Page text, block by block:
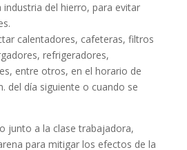
del hierro, para evitar
calentadores, cafeteras, filtros
refrigeradores,
entre otros, en el horario de
del día siguiente o cuando se
junto a la clase trabajadora,
para mitigar los efectos de la